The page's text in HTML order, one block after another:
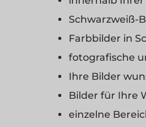
Schwarzweiß-
Farbbilder in
fotografische
Ihre Bilder
Bilder für Ihre
einzelne